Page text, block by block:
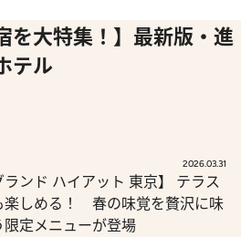
を大特集！】最新版・進
テル
2026.03.31
ランド ハイアット 東京】 テラス
楽しめる！ 春の味覚を贅沢に味
限定メニューが登場